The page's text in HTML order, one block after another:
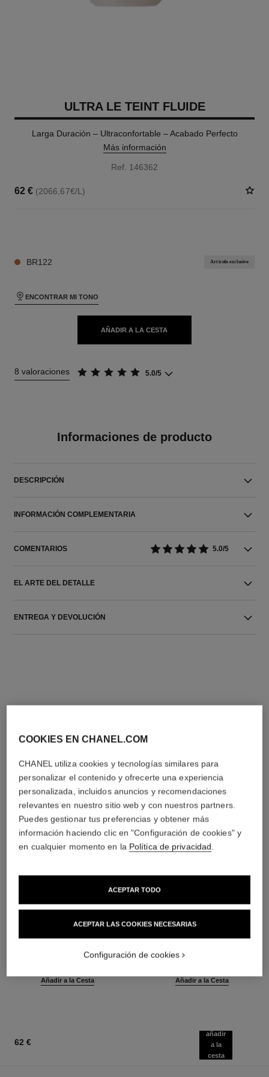
ULTRA LE TEINT FLUIDE
Larga Duración – Ultraconfortable – Acabado Perfecto
Más información
Ref. 146362
62 € (2066,67€/L)
BR122 Artículo exclusivo
ENCONTRAR MI TONO
AÑADIR A LA CESTA
8 valoraciones 5.0/5
Informaciones de producto
DESCRIPCIÓN
INFORMACIÓN COMPLEMENTARIA
COMENTARIOS 5.0/5
EL ARTE DEL DETALLE
ENTREGA Y DEVOLUCIÓN
baume essentiel
Stick Iluminador Multiusos
8 tonos disponibles
Añadir a la Cesta
joues contraste intense
Colorete Crema Empolvada
Ref. 168242
5 tonos disponibles
Añadir a la Cesta
62 €
añadir
a la
cesta
COOKIES EN CHANEL.COM
CHANEL utiliza cookies y tecnologías similares para
personalizar el contenido y ofrecerte una experiencia
personalizada, incluidos anuncios y recomendaciones
relevantes en nuestro sitio web y con nuestros partners.
Puedes gestionar tus preferencias y obtener más
información haciendo clic en "Configuración de cookies" y
en cualquier momento en la Política de privacidad.
ACEPTAR LAS COOKIES NECESARIAS
ACEPTAR TODO
Configuración de cookies